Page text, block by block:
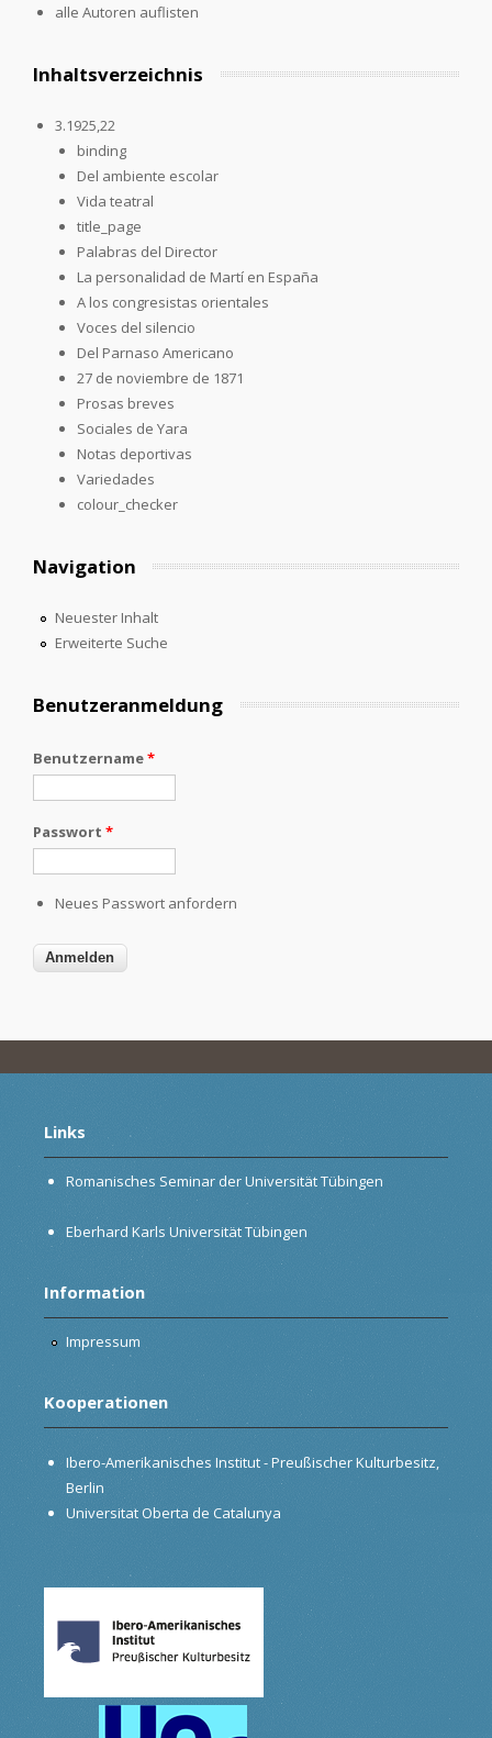
alle Autoren auflisten
Inhaltsverzeichnis
3.1925,22
binding
Del ambiente escolar
Vida teatral
title_page
Palabras del Director
La personalidad de Martí en España
A los congresistas orientales
Voces del silencio
Del Parnaso Americano
27 de noviembre de 1871
Prosas breves
Sociales de Yara
Notas deportivas
Variedades
colour_checker
Navigation
Neuester Inhalt
Erweiterte Suche
Benutzeranmeldung
Benutzername*
Passwort *
Neues Passwort anfordern
Links
Romanisches Seminar der Universität Tübingen
Eberhard Karls Universität Tübingen
Information
Impressum
Kooperationen
Ibero-Amerikanisches Institut - Preußischer Kulturbesitz,
Berlin
Universitat Oberta de Catalunya